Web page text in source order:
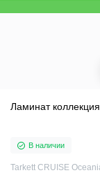
Ламинат
В наличии
Tarkett CRUISE